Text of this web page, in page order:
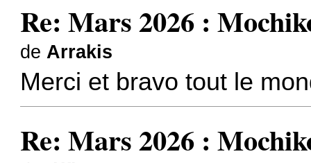
Re: Mars 2026 :
deArrakis
Merci et bravo tout le
Re: Mars 2026 :